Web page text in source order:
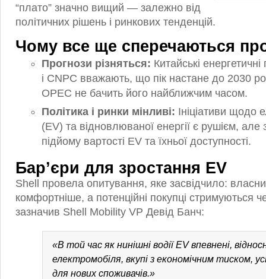
“плато” значно вищий — залежно від
політичних рішень і ринкових тенденцій.
Чому все ще сперечаються
Прогнози різняться: Китайські енергетичні
і CNPC вважають, що пік настане до 2030
OPEC не бачить його найближчим часом.
Політика і ринки мінливі: Ініціативи щодо
(EV) та відновлюваної енергії є рушієм, але
підйому вартості EV та їхньої доступності.
Бар’єри для зростання EV
Shell провела опитування, яке засвідчило:
комфортніше, а потенційні покупці стримуються
зазначив Shell Mobility VP Девід Банч:
«В той час як нинішні водії EV впевнені,
електромобіля, вкупі з економічним тиском,
для нових споживачів.»